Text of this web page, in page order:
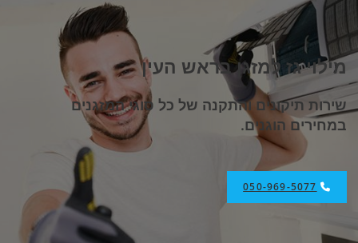
מילוי גז למזגן בראש העין
שירות תיקונים והתקנה של כל סוגי המזגנים
במחירים הוגנים.
050-969-5077